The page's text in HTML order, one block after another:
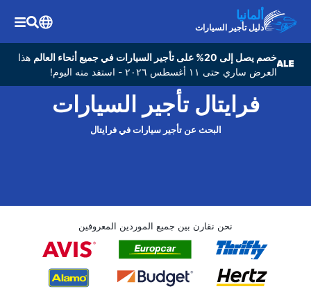
ألمانيا
دليل تأجير السيارات
خصم يصل إلى 20% على تأجير السيارات في جميع أنحاء العالم
هذا
العرض ساري حتى ١١ أغسطس ٢٠٢٦ - استفد منه اليوم!
فرايتال تأجير السيارات
البحث عن تأجير سيارات في فرايتال
نحن نقارن بين جميع الموردين المعروفين